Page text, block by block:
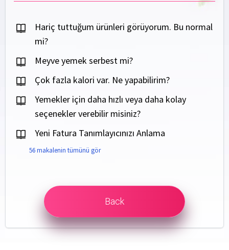
Hariç tuttuğum ürünleri görüyorum. Bu normal
mi?
Meyve yemek serbest mi?
Çok fazla kalori var. Ne yapabilirim?
Yemekler için daha hızlı veya daha kolay
seçenekler verebilir misiniz?
Yeni Fatura Tanımlayıcınızı Anlama
56 makalenin tümünü gör
Back